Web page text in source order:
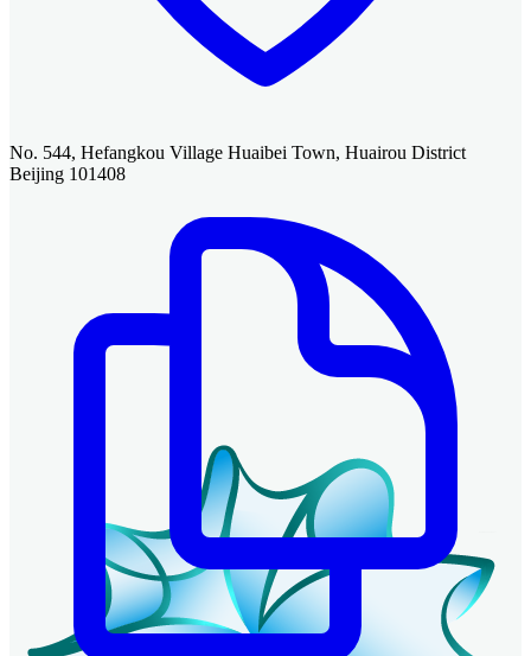
No. 544, Hefangkou Village Huaibei Town, Huairou District
Beijing 101408